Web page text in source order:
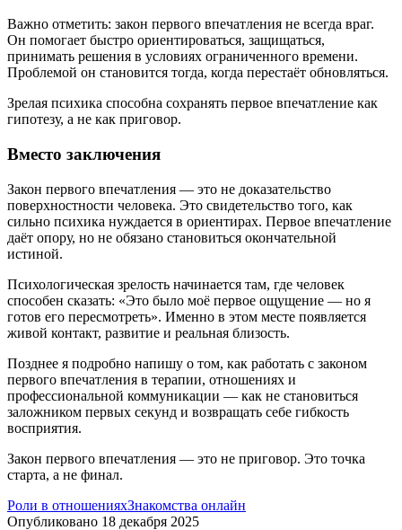
Важно отметить: закон первого впечатления не всегда враг.
Он помогает быстро ориентироваться, защищаться,
принимать решения в условиях ограниченного времени.
Проблемой он становится тогда, когда перестаёт обновляться.
Зрелая психика способна сохранять первое впечатление как
гипотезу, а не как приговор.
Вместо заключения
Закон первого впечатления — это не доказательство
поверхностности человека. Это свидетельство того, как
сильно психика нуждается в ориентирах. Первое впечатление
даёт опору, но не обязано становиться окончательной
истиной.
Психологическая зрелость начинается там, где человек
способен сказать: «Это было моё первое ощущение — но я
готов его пересмотреть». Именно в этом месте появляется
живой контакт, развитие и реальная близость.
Позднее я подробно напишу о том, как работать с законом
первого впечатления в терапии, отношениях и
профессиональной коммуникации — как не становиться
заложником первых секунд и возвращать себе гибкость
восприятия.
Закон первого впечатления — это не приговор. Это точка
старта, а не финал.
Роли в отношенияхЗнакомства онлайн
Опубликовано 18 декабря 2025